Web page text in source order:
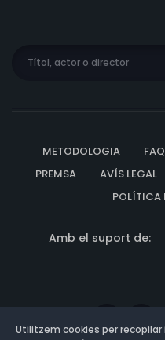
METODOLOGIA FAQ
PREMSA
AVÍS LEGAL
POLÍTICA
Amb el suport de:
Utilitzem cookies per